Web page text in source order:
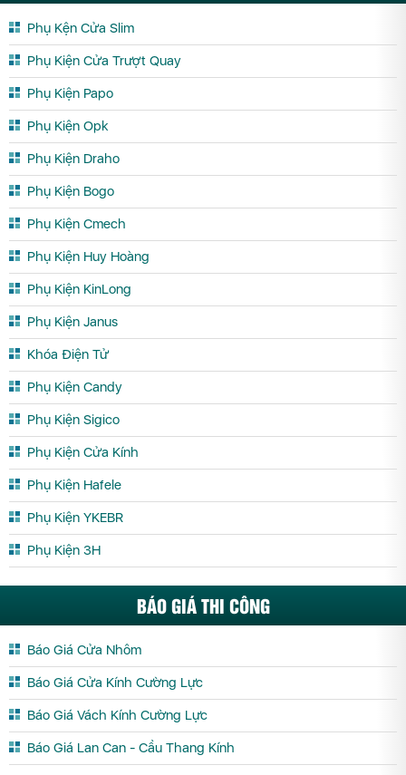
Phụ Kện Cửa Slim
Phụ Kiện Cửa Trượt Quay
Phụ Kiện Papo
Phụ Kiện Opk
Phụ Kiện Draho
Phụ Kiện Bogo
Phụ Kiện Cmech
Phụ Kiện Huy Hoàng
Phụ Kiện KinLong
Phụ Kiện Janus
Khóa Điện Tử
Phụ Kiện Candy
Phụ Kiện Sigico
Phụ Kiện Cửa Kính
Phụ Kiện Hafele
Phụ Kiện YKEBR
Phụ Kiện 3H
BÁO GIÁ THI CÔNG
Báo Giá Cửa Nhôm
Báo Giá Cửa Kính Cường Lực
Báo Giá Vách Kính Cường Lực
Báo Giá Lan Can - Cầu Thang Kính